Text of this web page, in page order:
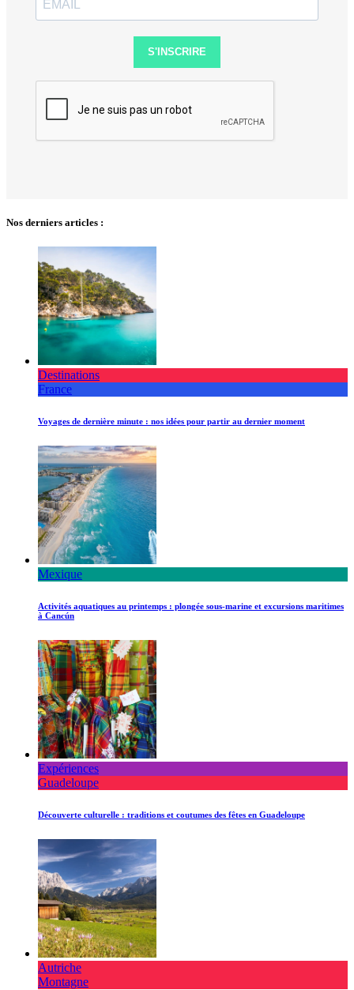
S'INSCRIRE
Nos derniers articles :
Destinations
France
Voyages de dernière minute : nos idées pour partir au dernier moment
Mexique
Activités aquatiques au printemps : plongée sous-marine et excursions maritimes
à Cancún
Expériences
Guadeloupe
Découverte culturelle : traditions et coutumes des fêtes en Guadeloupe
Autriche
Montagne